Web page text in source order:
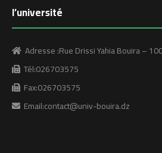
l’université
Adresse :Rue Drissi Yahia Bouira –
Tél:026703575
Fax:026703575
Email:contact@univ-bouira.dz